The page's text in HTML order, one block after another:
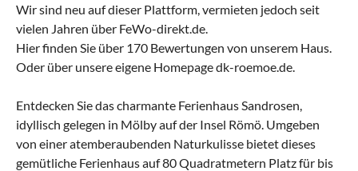
Wir sind neu auf dieser Plattform, vermieten jedoch seit
vielen Jahren über FeWo-direkt.de.
Hier finden Sie über 170 Bewertungen von unserem Haus.
Oder über unsere eigene Homepage dk-roemoe.de.
Entdecken Sie das charmante Ferienhaus Sandrosen,
idyllisch gelegen in Mölby auf der Insel Römö. Umgeben
von einer atemberaubenden Naturkulisse bietet dieses
gemütliche Ferienhaus auf 80 Quadratmetern Platz für bis